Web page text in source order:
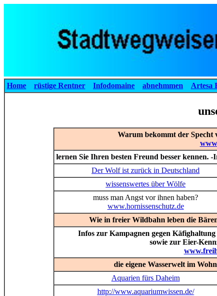
Home rüstige Rentner Infodomaine abnehmmen Artesa
Warum bekommt der Specht
lernen Sie Ihren besten Freund besser kennen. -
Der Wolf ist zurück in Deutschland
wissenswertes über Wölfe
muss man Angst vor ihnen haben?
www.hornissenschutz.de
Wie in freier Wildbahn leben die
Infos zur Kampagnen gegen
sowie zur Eier-
die eigene Wasserwelt im
Aquarien fürs Daheim
http://www.aquariumwissen.de/